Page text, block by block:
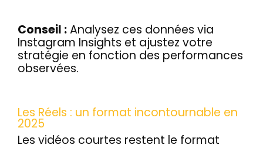
Conseil :Analysez ces données via
Instagram Insights et ajustez votre
stratégie en fonction des performances
observées.
Les Réels : un format incontournable en
2025
Les vidéos courtes restent le format